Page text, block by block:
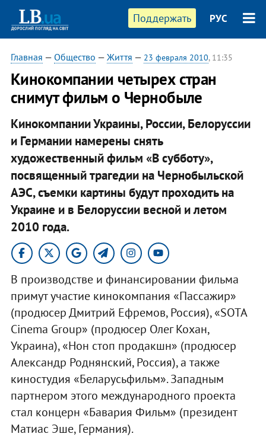
Поддержать РУС
Главная — Общество — Життя — 23 февраля 2010, 11:35
Кинокомпании четырех стран
снимут фильм о Чернобыле
Кинокомпании Украины, России, Белоруссии
и Германии намерены снять
художественный фильм «В субботу»,
посвященный трагедии на Чернобыльской
АЭС, съемки картины будут проходить на
Украине и в Белоруссии весной и летом
2010 года.
В производстве и финансировании фильма
примут участие кинокомпания «Пассажир»
(продюсер Дмитрий Ефремов, Россия), «SOTA
Cinema Group» (продюсер Олег Кохан,
Украина), «Нон стоп продакшн» (продюсер
Александр Роднянский, Россия), а также
киностудия «Беларусьфильм». Западным
партнером этого международного проекта
стал концерн «Бавария Фильм» (президент
Матиас Эше, Германия).